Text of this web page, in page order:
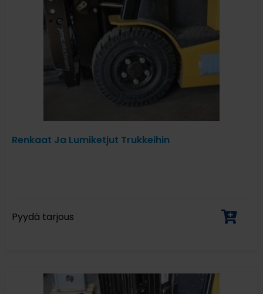
Renkaat Ja Lumiketjut Trukkeihin
Pyydä tarjous